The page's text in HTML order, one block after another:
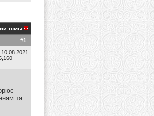
темы
#1
10.08.2021
та